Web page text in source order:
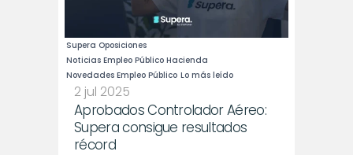
Supera Oposiciones
Noticias Empleo Público Hacienda
Novedades Empleo Público Lo más leído
2 jul 2025
Aprobados Controlador Aéreo:
Supera consigue resultados
récord